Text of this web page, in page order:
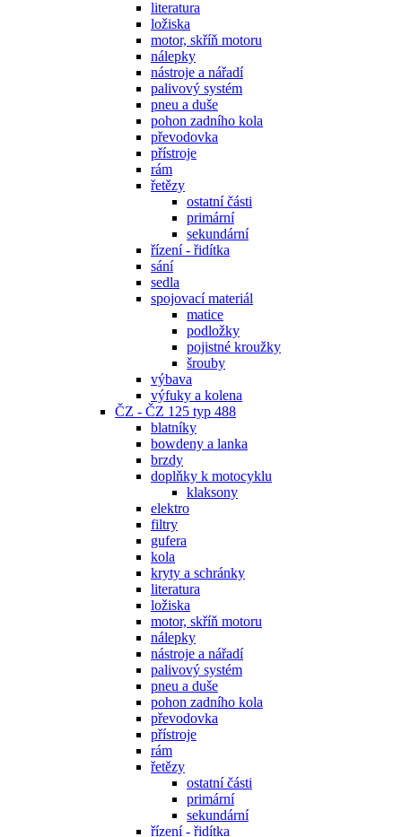
literatura
ložiska
motor, skříň motoru
nálepky
nástroje a nářadí
palivový systém
pneu a duše
pohon zadního kola
převodovka
přístroje
rám
řetězy
ostatní části
primární
sekundární
řízení - řidítka
sání
sedla
spojovací materiál
matice
podložky
pojistné kroužky
šrouby
výbava
výfuky a kolena
ČZ - ČZ 125 typ 488
blatníky
bowdeny a lanka
brzdy
doplňky k motocyklu
klaksony
elektro
filtry
gufera
kola
kryty a schránky
literatura
ložiska
motor, skříň motoru
nálepky
nástroje a nářadí
palivový systém
pneu a duše
pohon zadního kola
převodovka
přístroje
rám
řetězy
ostatní části
primární
sekundární
řízení - řidítka